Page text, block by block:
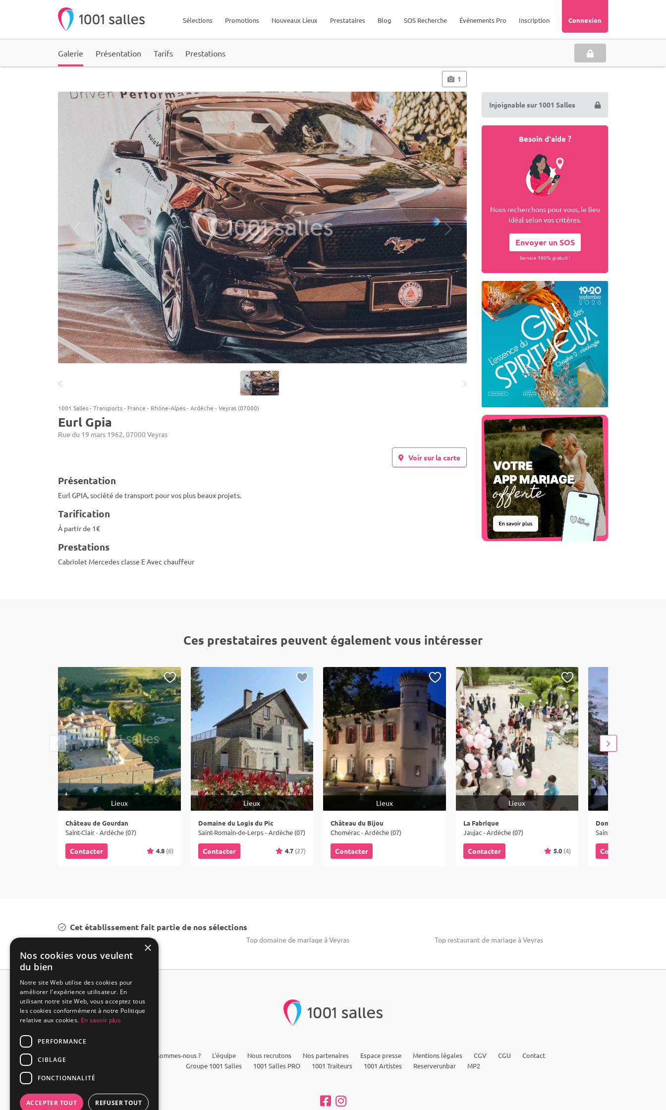
Connexion
Inscription
Événements Pro
SOS Recherche
Blog
Prestataires
Nouveaux Lieux
Promotions
Sélections
Galerie Présentation Tarifs Prestations
1
1001 Salles-Transports- France - Rhône-Alpes-Ardèche -Veyras (07000)
Eurl Gpia
Rue du 19 mars 1962, 07000 Veyras
Voir sur la carte
Présentation
Eurl GPIA, société de transport pour vos plus beaux projets.
Tarification
À partir de 1€
Prestations
Cabriolet Mercedes classe E Avec chauffeur
Injoignable sur 1001 Salles
Besoin d'aide ?
Nous recherchons pour vous, le lieu
idéal selon vos critères.
Envoyer un SOS
Service 100% gratuit !
Ces prestataires peuvent également vous intéresser
Lieux
Château de Gourdan
Saint-Clair - Ardèche (07)
Contacter 4.8 (6)
Lieux
Domaine du Logis du Pic
Saint-Romain-de-Lerps - Ardèche (07)
Contacter 4.7 (27)
Lieux
Château du Bijou
Chomérac - Ardèche (07)
Contacter
Lieux
La Fabrique
Jaujac - Ardèche (07)
Contacter 5.0 (4)
Saint-Privat - Ardèche
Contacter
Cet établissement fait partie de nos sélections
Louer château mariage à Veyras Top domaine de mariage à Veyras Top restaurant de mariage à Veyras
Qui sommes-nous ? L'équipe Nous recrutons Nos partenaires Espace presse Mentions légales CGV CGU
Contact
Groupe 1001 Salles
1001 Salles PRO 1001 Traiteurs 1001 Artistes Reserverunbar MP2
×
Nos cookies vous veulent
du bien
Notre site Web utilise des cookies pour
améliorer l'expérience utilisateur. En
utilisant notre site Web, vous acceptez tous
les cookies conformément à notre Politique
relative aux cookies. En savoir plus
PERFORMANCE
CIBLAGE
FONCTIONNALITÉ
ACCEPTER TOUT REFUSER TOUT